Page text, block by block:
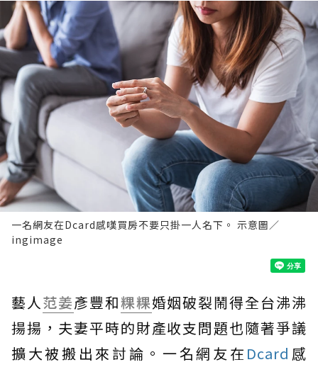
一名網友在Dcard感嘆買房不要只掛一人名下。 示意圖／
ingimage
藝人范姜彥豐和粿粿婚姻破裂鬧得全台沸沸
揚揚，夫妻平時的財產收支問題也隨著爭議
擴大被搬出來討論。一名網友在 Dcard 感